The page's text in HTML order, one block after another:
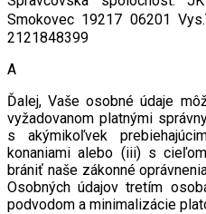
Smokovec 19217 06201
2121848399
A
Ďalej, Vaše osobné údaje
vyžadovanom platnými
s akýmikoľvek
konaniami alebo (iii) s
brániť naše zákonné
Osobných údajov tretím
podvodom a minimalizácie